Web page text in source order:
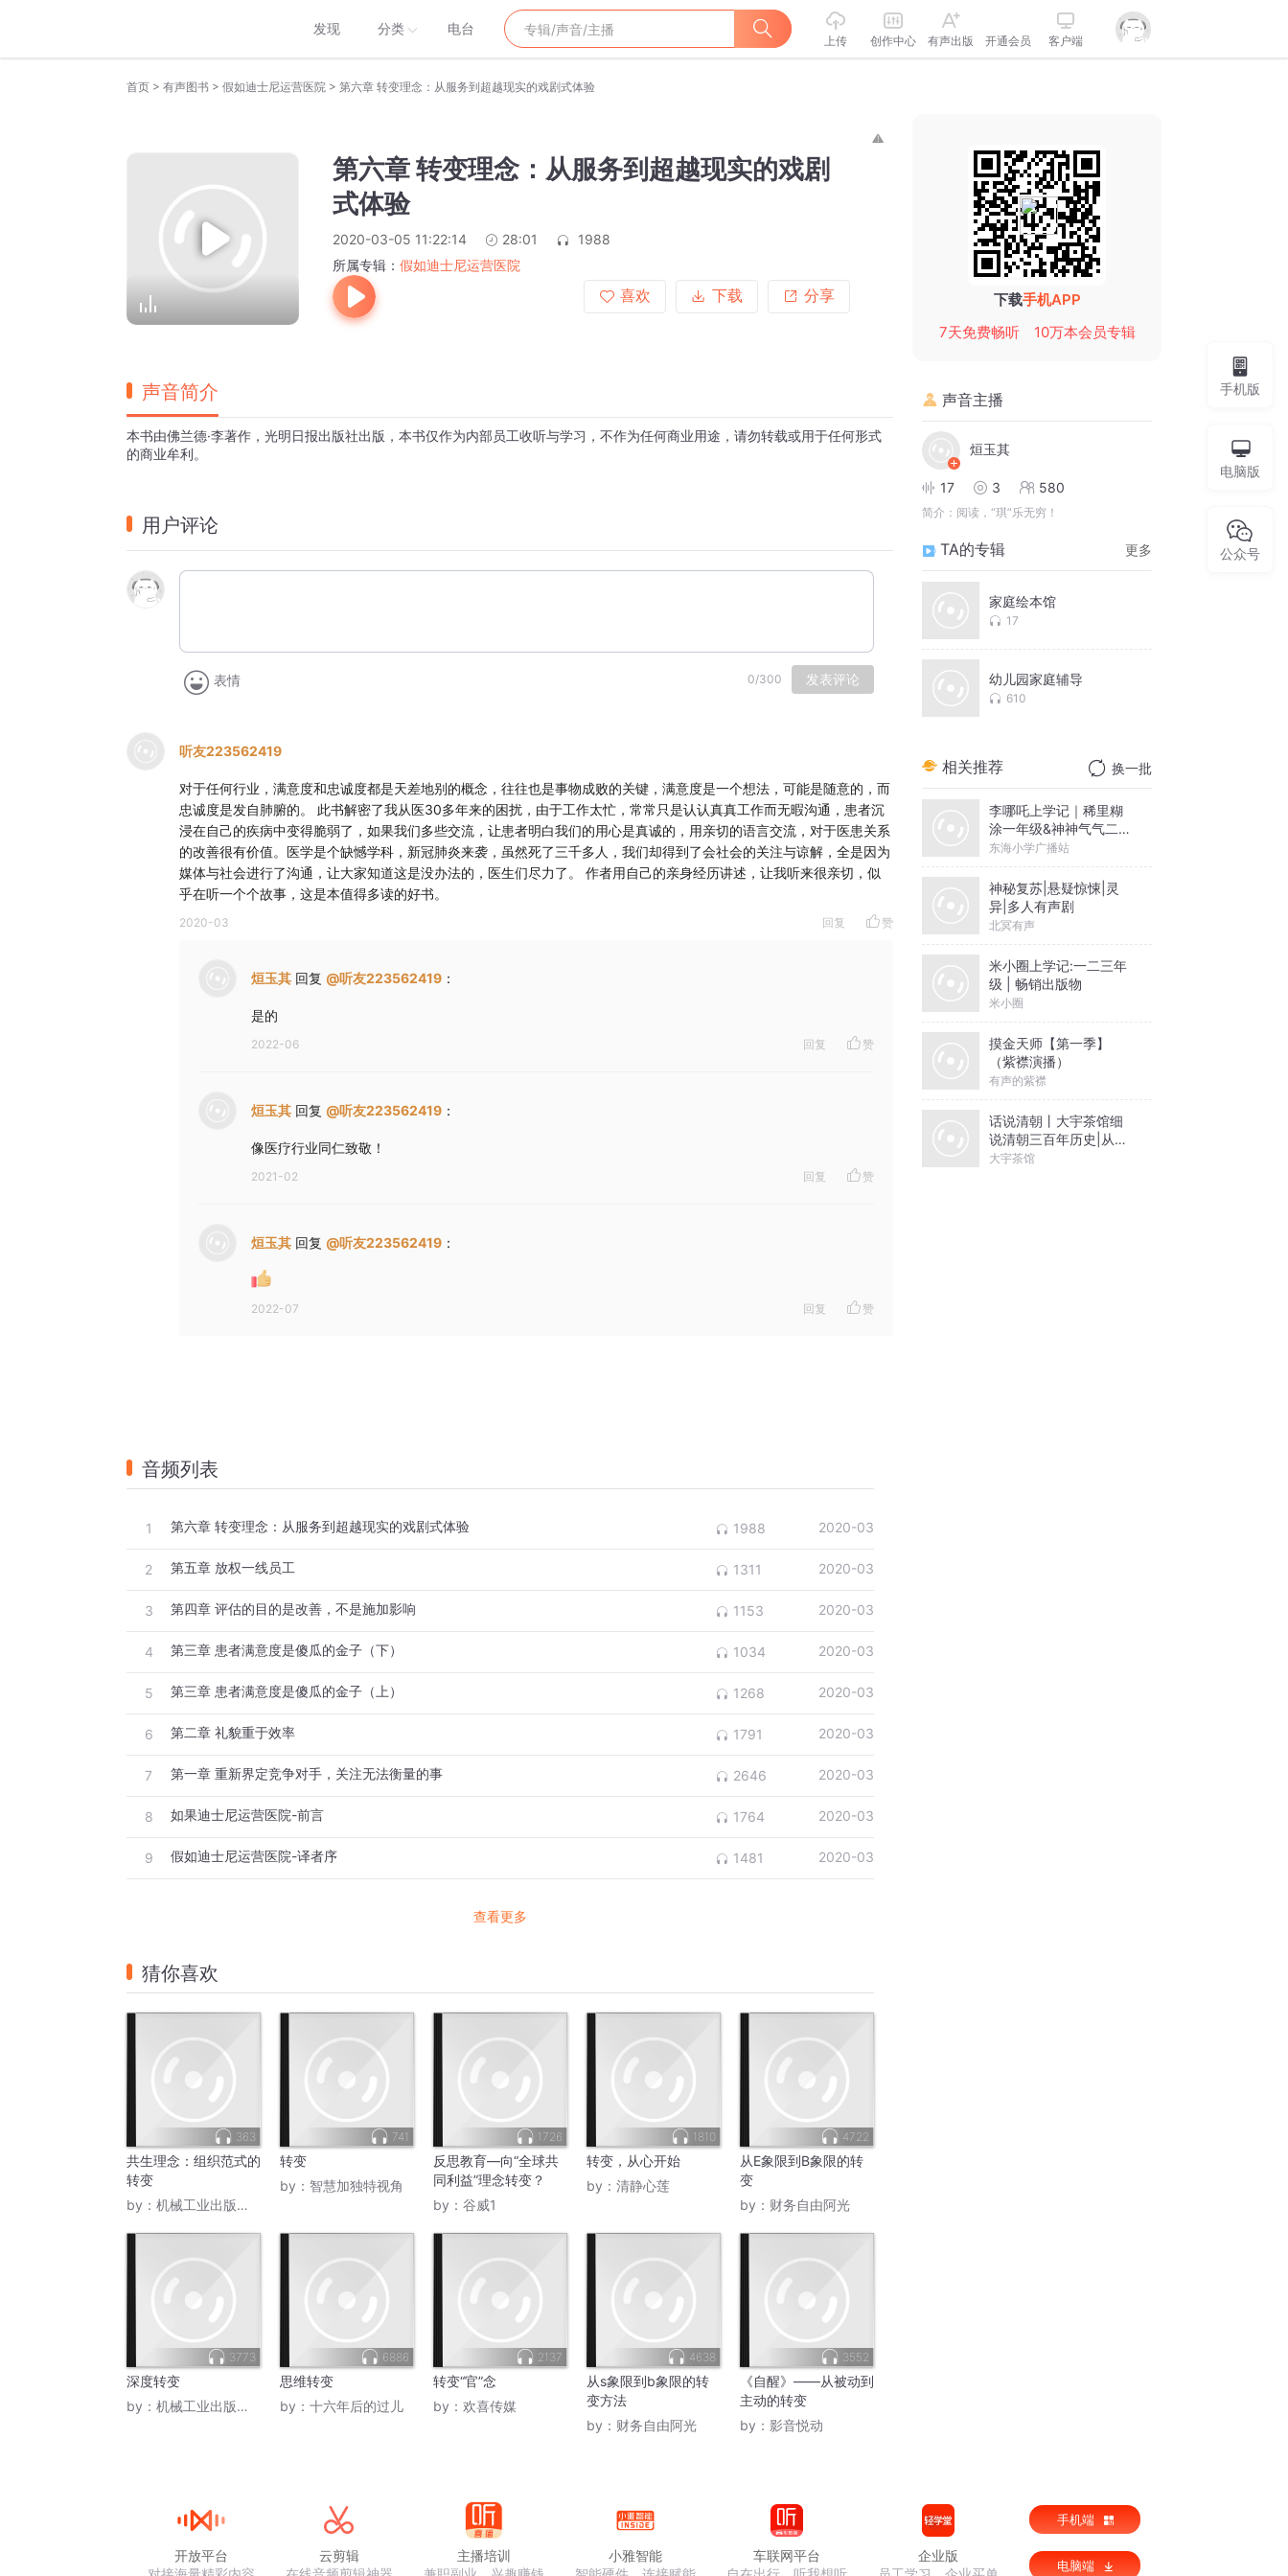
发现 分类 电台
上传 创作中心 有声出版 开通会员 客户端
首页 > 有声图书 > 假如迪士尼运营医院 > 第六章 转变理念：从服务到超越现实的戏剧式体验
第六章 转变理念：从服务到超越现实的戏剧
式体验
2020-03-05 11:22:14 28:01
1988
所属专辑： 假如迪士尼运营医院
喜欢
下载 分享
声音简介
本书由佛兰德·李著作，光明日报出版社出版，本书仅作为内部员工收听与学习，不作为任何商业用途，请勿转载或用于任何形式
的商业牟利。
用户评论
表情 0/300 发表评论
听友223562419
对于任何行业，满意度和忠诚度都是天差地别的概念，往往也是事物成败的关键，满意度是一个想法，可能是随意的，而
忠诚度是发自肺腑的。 此书解密了我从医30多年来的困扰，由于工作太忙，常常只是认认真真工作而无暇沟通，患者沉
浸在自己的疾病中变得脆弱了，如果我们多些交流，让患者明白我们的用心是真诚的，用亲切的语言交流，对于医患关系
的改善很有价值。医学是个缺憾学科，新冠肺炎来袭，虽然死了三千多人，我们却得到了会社会的关注与谅解，全是因为
媒体与社会进行了沟通，让大家知道这是没办法的，医生们尽力了。 作者用自己的亲身经历讲述，让我听来很亲切，似
乎在听一个个故事，这是本值得多读的好书。
2020-03 回复 赞
烜玉其 回复 @听友223562419 ：
是的
2022-06 回复 赞
烜玉其 回复 @听友223562419 ：
像医疗行业同仁致敬！
2021-02 回复 赞
烜玉其 回复 @听友223562419 ：
2022-07 回复 赞
音频列表
1 第六章 转变理念：从服务到超越现实的戏剧式体验 1988 2020-03
2 第五章 放权一线员工 1311 2020-03
3 第四章 评估的目的是改善，不是施加影响 1153 2020-03
4 第三章 患者满意度是傻瓜的金子（下） 1034 2020-03
5 第三章 患者满意度是傻瓜的金子（上） 1268 2020-03
6 第二章 礼貌重于效率 1791 2020-03
7 第一章 重新界定竞争对手，关注无法衡量的事 2646 2020-03
8 如果迪士尼运营医院-前言 1764 2020-03
9 假如迪士尼运营医院-译者序 1481 2020-03
查看更多
猜你喜欢
363
共生理念：组织范式的
转变
by： 机械工业出版社CMP
741
转变
by： 智慧加独特视角
1726
反思教育—向“全球共
同利益”理念转变？
by： 谷威1
1810
转变，从心开始
by： 清静心莲
4722
从E象限到B象限的转
变
by： 财务自由阿光
3773
深度转变
by： 机械工业出版社CMP
6886
思维转变
by： 十六年后的过儿
2137
转变“官”念
by： 欢喜传媒
4638
从s象限到b象限的转
变方法
by： 财务自由阿光
3552
《自醒》——从被动到
主动的转变
by： 影音悦动
下载手机APP
7天免费畅听
10万本会员专辑
声音主播
烜玉其
17 3 580
简介： 阅读，“琪”乐无穷！
TA的专辑 更多
家庭绘本馆
17
幼儿园家庭辅导
610
相关推荐 换一批
李哪吒上学记｜稀里糊
涂一年级&神神气气二年
级
东海小学广播站
神秘复苏|悬疑惊悚|灵
异|多人有声剧
北冥有声
米小圈上学记:一二三年
级 | 畅销出版物
米小圈
摸金天师【第一季】
（紫襟演播）
有声的紫襟
话说清朝丨大宇茶馆细
说清朝三百年历史|从努
尔哈赤到末代皇帝溥仪|
大宇茶馆
手机版
电脑版
公众号
开放平台
云剪辑
主播培训
小雅智能
车联网平台
企业版
手机端
电脑端